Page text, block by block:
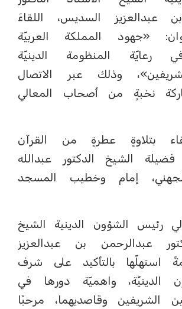
عبدالعزيز السديس، اللقاءَ
«جهود المملكة العربيّة
رعايّة المنظومة الدينيّة
وذلك عبر الاتصال
نخبةٍ من أصحاب المعالي
بتلاوةٍ عطرةٍ من القرآن
فضيلة الشيخ الدكتور عبدالله
إمام وخطيب المسجد
رئيس الشؤون الدينية الشيخ
عبدالرحمن بن عبدالعزيز
استهلّها بالتأكيد على شرف
الدينيّة، واهميٓة دورها في
الشريفين وقاصديهما، مرحبًا